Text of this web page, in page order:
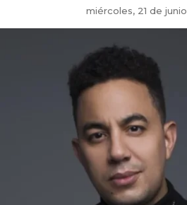
miércoles, 21 de